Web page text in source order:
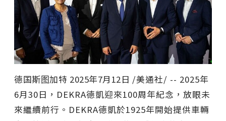
德国斯图加特 2025年7月12日 /美通社/ -- 2025年
6月30日，DEKRA德凱迎來100周年紀念，放眼未
來繼續前行。DEKRA德凱於1925年開始提供車輛